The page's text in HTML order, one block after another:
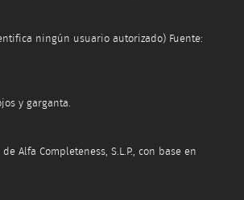
ningún usuario autorizado) Fuente:
y garganta.
Alfa Completeness, S.L.P., con base en